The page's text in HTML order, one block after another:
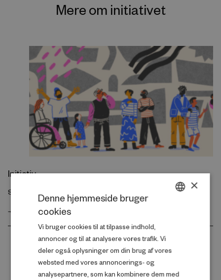
Mere om initiativet
Initiativ
Systeminnovation
GÅ TIL INITIATIVET
×
Denne hjemmeside bruger
cookies
Vi bruger cookies til at tilpasse indhold,
annoncer og til at analysere vores trafik. Vi
deler også oplysninger om din brug af vores
websted med vores annoncerings- og
analysepartnere, som kan kombinere dem med